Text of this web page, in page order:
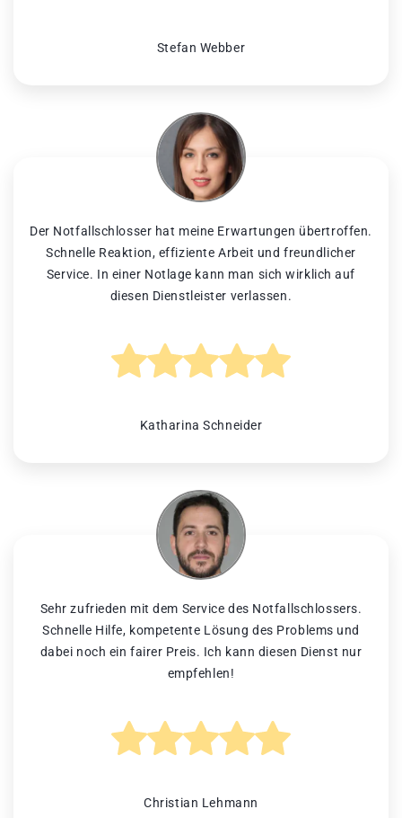
Stefan Webber
Der Notfallschlosser hat meine Erwartungen übertroffen.
Schnelle Reaktion, effiziente Arbeit und freundlicher
Service. In einer Notlage kann man sich wirklich auf
diesen Dienstleister verlassen.
Katharina Schneider
Sehr zufrieden mit dem Service des Notfallschlossers.
Schnelle Hilfe, kompetente Lösung des Problems und
dabei noch ein fairer Preis. Ich kann diesen Dienst nur
empfehlen!
Christian Lehmann